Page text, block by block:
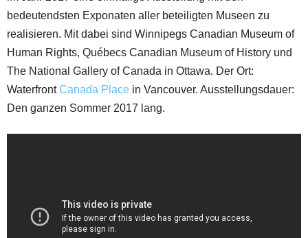
bedeutendsten Exponaten aller beteiligten Museen zu
realisieren. Mit dabei sind Winnipegs Canadian Museum of
Human Rights, Québecs Canadian Museum of History und
The National Gallery of Canada in Ottawa. Der Ort:
WaterfrontCanada Place in Vancouver. Ausstellungsdauer:
Den ganzen Sommer 2017 lang.